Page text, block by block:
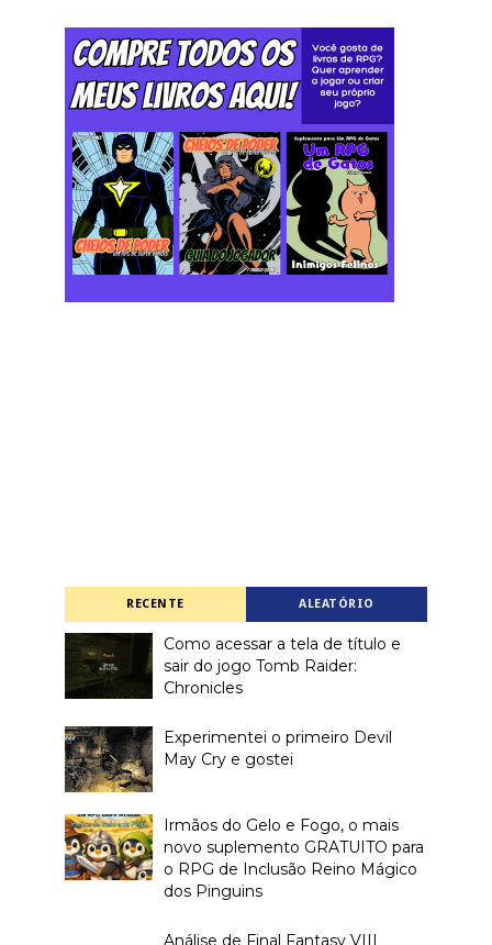
RECENTE ALEATÓRIO
Como acessar a tela de título e
sair do jogo Tomb Raider:
Chronicles
Experimentei o primeiro Devil
May Cry e gostei
Irmãos do Gelo e Fogo, o mais
novo suplemento GRATUITO para
o RPG de Inclusão Reino Mágico
dos Pinguins
Análise de Final Fantasy VIII